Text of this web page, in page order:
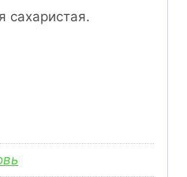
сахаристая.